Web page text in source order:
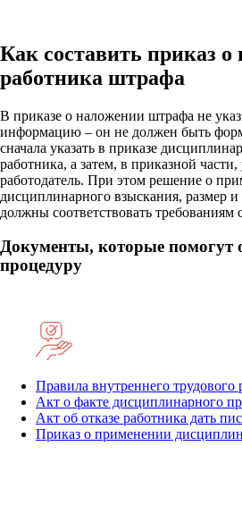
Как составить приказ
работника штрафа
В приказе о наложении штрафа не
информацию – он не должен быть
сначала указать в приказе
работника, а затем, в приказной части,
работодатель. При этом решение о
дисциплинарного взыскания, размер
должны соответствовать требованиям
Документы, которые помогут
процедуру
Правила внутреннего трудового
Акт о факте дисциплинарного
Акт об отказе работника дать
Приказ о применении